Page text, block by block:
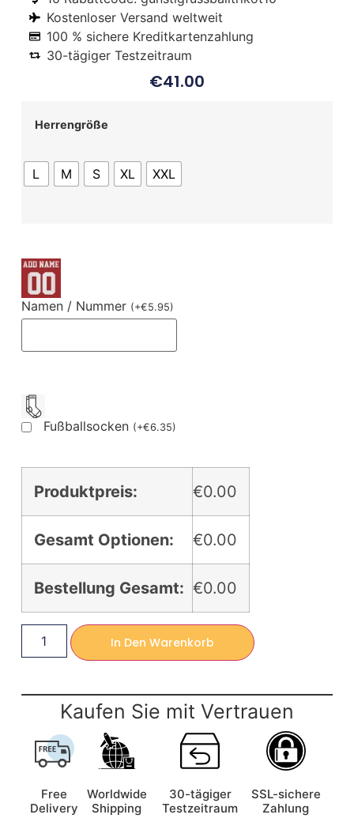
Kostenloser Versand weltweit
100 % sichere Kreditkartenzahlung
30-tägiger Testzeitraum
€41.00
Herrengröße
L M S XL XXL
Namen / Nummer (+€5.95)
Fußballsocken (+€6.35)
Produktpreis: €0.00
Gesamt Optionen: €0.00
Bestellung Gesamt: €0.00
In Den Warenkorb
Kaufen Sie mit Vertrauen
Free
Delivery
Worldwide
Shipping
30-tägiger
Testzeitraum
SSL-sichere
Zahlung